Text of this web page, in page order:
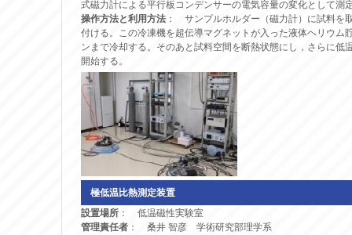
式磁力計による平行板コンデンサーの電気容量の変化として測
操作方法と利用方法： サンプルホルダー（磁力計）に試料を
付ける。この冷凍機を超伝導マグネットが入った液体ヘリウム
ンまで冷却する。そのあと試料空間を断熱状態にし，さらに低
開始する。
極低温比熱測定装置
設置場所： 低温磁性実験室
管理責任者： 桑井 智彦 学術研究部理学系